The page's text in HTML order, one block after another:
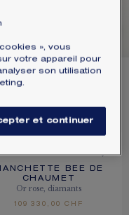
TRIER
BEE DE
CHAUMET
Or rose, diamants
109 330,00 CHF
», vous
votre appareil pour
son utilisation
et continuer